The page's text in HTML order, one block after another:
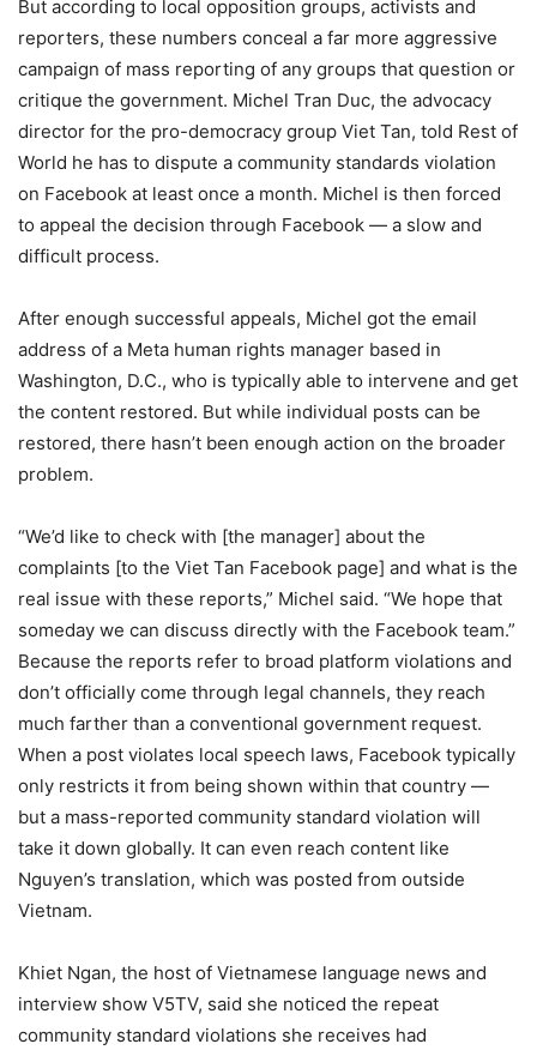
But according to local opposition groups, activists and
reporters, these numbers conceal a far more aggressive
campaign of mass reporting of any groups that question or
critique the government. Michel Tran Duc, the advocacy
director for the pro-democracy group Viet Tan, told Rest of
World he has to dispute a community standards violation
on Facebook at least once a month. Michel is then forced
to appeal the decision through Facebook — a slow and
difficult process.
After enough successful appeals, Michel got the email
address of a Meta human rights manager based in
Washington, D.C., who is typically able to intervene and get
the content restored. But while individual posts can be
restored, there hasn’t been enough action on the broader
problem.
“We’d like to check with [the manager] about the
complaints [to the Viet Tan Facebook page] and what is the
real issue with these reports,” Michel said. “We hope that
someday we can discuss directly with the Facebook team.”
Because the reports refer to broad platform violations and
don’t officially come through legal channels, they reach
much farther than a conventional government request.
When a post violates local speech laws, Facebook typically
only restricts it from being shown within that country —
but a mass-reported community standard violation will
take it down globally. It can even reach content like
Nguyen’s translation, which was posted from outside
Vietnam.
Khiet Ngan, the host of Vietnamese language news and
interview show V5TV, said she noticed the repeat
community standard violations she receives had